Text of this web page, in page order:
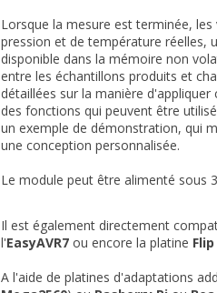
Lorsque la mesure est terminée,
pression et de température réelles,
disponible dans la mémoire non
entre les échantillons produits et
détaillées sur la manière
des fonctions qui peuvent être
un exemple de démonstration, qui
une conception personnalisée.
Le module peut être alimenté sous
Il est également directement
l'EasyAVR7 ou encore la platine
A l'aide de platines d'adaptations